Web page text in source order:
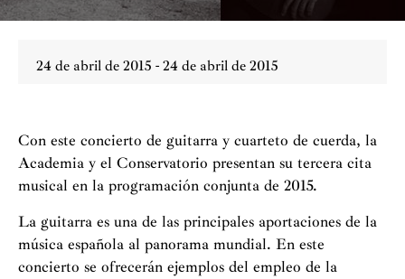
24 de abril de 2015 - 24 de abril de 2015
Con este concierto de guitarra y cuarteto de cuerda, la
Academia y el Conservatorio presentan su tercera cita
musical en la programación conjunta de 2015.
La guitarra es una de las principales aportaciones de la
música española al panorama mundial. En este
concierto se ofrecerán ejemplos del empleo de la